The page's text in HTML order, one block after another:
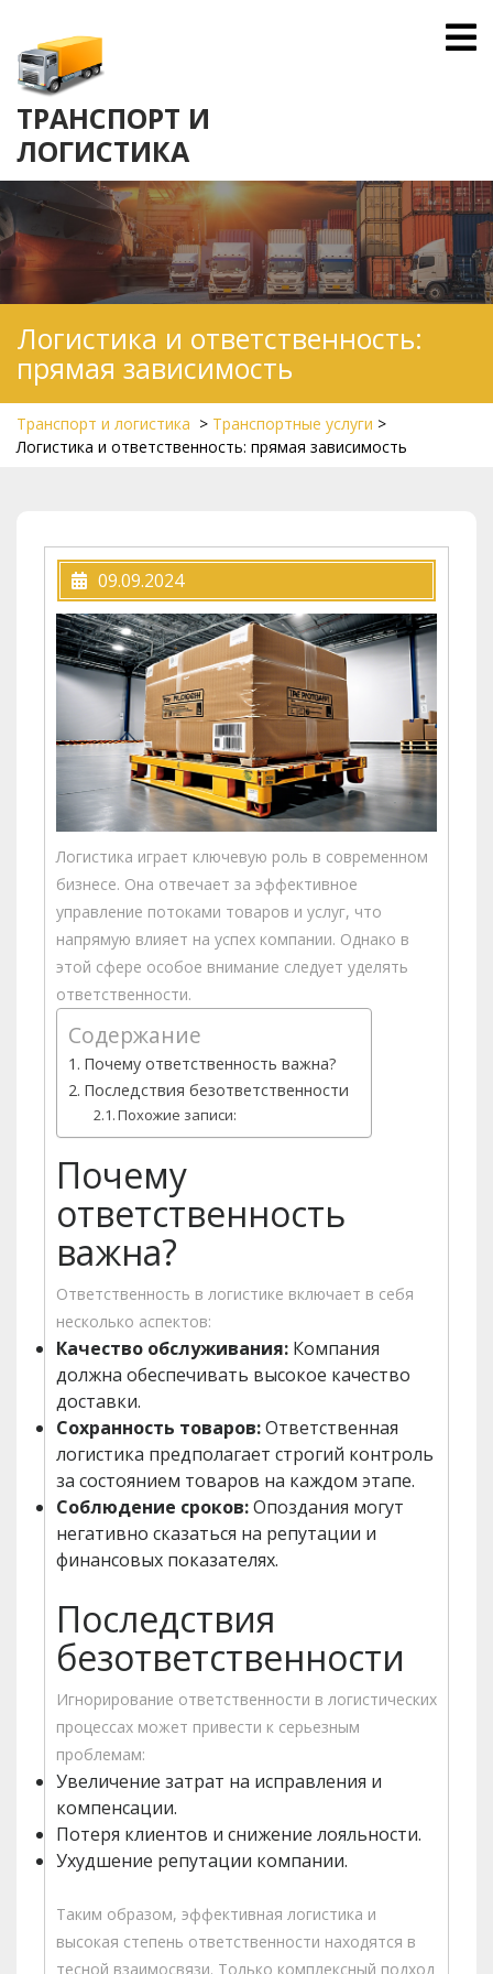
content
ТРАНСПОРТ И
ЛОГИСТИКА
Логистика и ответственность:
прямая зависимость
Транспорт и логистика > Транспортные услуги >
Логистика и ответственность: прямая зависимость
09.09.2024
Логистика играет ключевую роль в современном
бизнесе. Она отвечает за эффективное
управление потоками товаров и услуг, что
напрямую влияет на успех компании. Однако в
этой сфере особое внимание следует уделять
ответственности.
Содержание
Почему ответственность важна?
Последствия безответственности
Похожие записи:
Почему
ответственность
важна?
Ответственность в логистике включает в себя
несколько аспектов:
Качество обслуживания: Компания
должна обеспечивать высокое качество
доставки.
Сохранность товаров:Ответственная
логистика предполагает строгий контроль
за состоянием товаров на каждом этапе.
Соблюдение сроков:Опоздания могут
негативно сказаться на репутации и
финансовых показателях.
Последствия
безответственности
Игнорирование ответственности в логистических
процессах может привести к серьезным
проблемам:
Увеличение затрат на исправления и
компенсации.
Потеря клиентов и снижение лояльности.
Ухудшение репутации компании.
Таким образом, эффективная логистика и
высокая степень ответственности находятся в
тесной взаимосвязи. Только комплексный подход